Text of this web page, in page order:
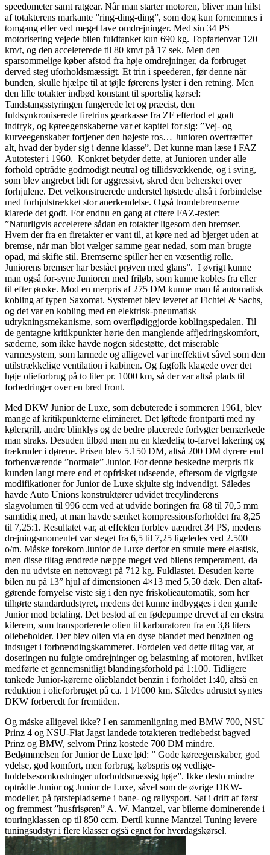
speedometer samt ratgear. Når man starter motoren, bliver man hilst
af totakterens markante ”ring-ding-ding”, som dog kun fornemmes i
tomgang eller ved meget lave omdrejninger. Med sin 34 PS
motorisering vejede bilen fuldtanket kun 690 kg. Topfartenvar 120
km/t, og den accelererede til 80 km/t på 17 sek. Men den
sparsommelige køber afstod fra høje omdrejninger, da forbruget
derved steg uforholdsmæssigt. Et trin i speederen, før denne når
bunden, skulle hjælpe til at tøjle førerens lyster i den retning. Men
den lille totakter indbød konstant til sportslig kørsel:
Tandstangsstyringen fungerede let og præcist, den
fuldsynkroniserede firetrins gearkasse fra ZF efterlod et godt
indtryk, og køreegenskaberne var et kapitel for sig: ”Vej- og
kurveegenskaber fortjener den højeste ros… Junioren overtræffer
alt, hvad der byder sig i denne klasse”. Det kunne man læse i FAZ
Autotester i 1960. Konkret betyder dette, at Junioren under alle
forhold optrådte godmodigt neutral og tillidsvækkende, og i sving,
som blev angrebet lidt for aggressivt, skred den behersket over
forhjulene. Det velkonstruerede understel høstede altså i forbindelse
med forhjulstrækket stor anerkendelse. Også tromlebremserne
klarede det godt. For endnu en gang at citere FAZ-tester:
”Naturligvis accelerere sådan en totakter ligesom den bremser.
Hvem der fra en firetakter er vant til, at køre ned ad bjerget uden at
bremse, når man blot vælger samme gear nedad, som man brugte
opad, må skifte stil. Bremserne spiller her en væsentlig rolle.
Juniorens bremser har bestået prøven med glans”. I øvrigt kunne
man også for-syne Junioren med friløb, som kunne kobles fra eller
til efter ønske. Mod en merpris af 275 DM kunne man få automatisk
kobling af typen Saxomat. Systemet blev leveret af Fichtel & Sachs,
og det var en kobling med en elektrisk-pneumatisk
udrykningsmekanisme, som overflødiggjorde koblingspedalen. Til
de gentagne kritikpunkter hørte den manglende affjedringskomfort,
sæderne, som ikke havde nogen sidestøtte, det miserable
varmesystem, som larmede og alligevel var ineffektivt såvel som den
utilstrækkelige ventilation i kabinen. Og fagfolk klagede over det
høje olieforbrug på to liter pr. 1000 km, så der var altså plads til
forbedringer over en bred front.
Med DKW Junior de Luxe, som debuterede i sommeren 1961, blev
mange af kritikpunkterne elimineret. Det løftede frontparti med ny
kølergrill, andre blinklys og de bedre placerede forlygter bemærkede
man straks. Desuden tilbød man nu en klædelig to-farvet lakering og
trækruder i dørene. Prisen blev 5.150 DM, altså 200 DM dyrere end
forhenværende ”normale” Junior. For denne beskedne merpris fik
kunden langt mere end et opfrisket udseende, eftersom de vigtigste
modifikationer for Junior de Luxe skjulte sig indvendigt. Således
havde Auto Unions konstruktører udvidet trecylinderens
slagvolumen til 996 ccm ved at udvide boringen fra 68 til 70,5 mm
samtidig med, at man havde sænket kompressionsforholdet fra 8,25
til 7,25:1. Resultatet var, at effekten forblev uændret 34 PS, medens
drejningsmomentet var steget fra 6,5 til 7,25 ligeledes ved 2.500
o/m. Måske forekom Junior de Luxe derfor en smule mere elastisk,
men disse tiltag ændrede næppe meget ved bilens temperament, da
den nu udviste en nettovægt på 712 kg. Fuldlastet. Desuden kørte
bilen nu på 13” hjul af dimensionen 4×13 med 5,50 dæk. Den altaf-
gørende fornyelse viste sig i den nye friskolieautomatik, som her
tilhørte standardudstyret, medens det kunne indbygges i den gamle
Junior mod betaling. Det bestod af en fødepumpe drevet af en ekstra
kilerem, som transporterede olien til karburatoren fra en 3,8 liters
oliebeholder. Der blev olien via en dyse blandet med benzinen og
indsuget i forbrændingskammeret. Fordelen ved dette tiltag var, at
doseringen nu fulgte omdrejninger og belastning af motoren, hvilket
medførte et gennemsnitligt blandingsforhold på 1:100. Tidligere
tankede Junior-kørerne olieblandet benzin i forholdet 1:40, altså en
reduktion i olieforbruget på ca. 1 l/1000 km. Således udrustet syntes
DKW forberedt for fremtiden.
Og måske alligevel ikke? I en sammenligning med BMW 700, NSU
Prinz 4 og NSU-Fiat Jagst landede totakteren trediebedst bagved
Prinz og BMW, selvom Prinz kostede 700 DM mindre.
Bedømmelsen for Junior de Luxe lød: ” Gode køreegenskaber, god
ydelse, god komfort, men forbrug, købspris og vedlige-
holdelsesomkostninger uforholdsmæssig høje”. Ikke desto mindre
optrådte Junior og Junior de Luxe, såvel som de øvrige DKW-
modeller, på førstepladserne i bane- og rallysport. Sat i drift af først
og fremmest ”husfrisøren” A. W. Mantzel, var bilerne dominerende i
touringklassen op til 850 ccm. Dertil kunne Mantzel Tuning levere
tuningsudstyr i flere klasser også egnet for hverdagskørsel.